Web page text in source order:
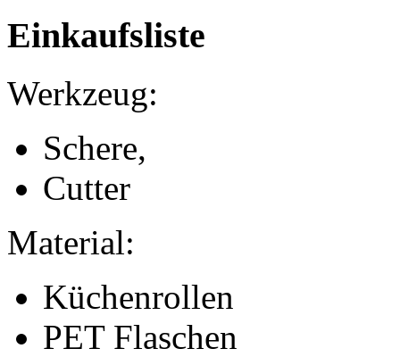
Einkaufsliste
Werkzeug:
Schere,
Cutter
Material:
Küchenrollen
PET Flaschen